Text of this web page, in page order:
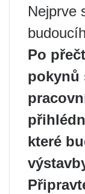
Nejprve
Po
pokynů
které